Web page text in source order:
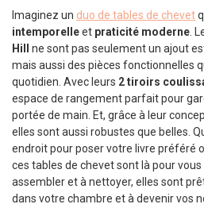
Imaginez un duo de tables de chevet
intemporelleet praticité moderne .
Hill
ne sont pas seulement un ajout
mais aussi des pièces fonctionnelles
quotidien. Avec leurs 2 tiroirs
espace de rangement parfait pour
portée de main. Et, grâce à leur
elles sont aussi robustes que belles.
endroit pour poser votre livre préféré
ces tables de chevet sont là pour
assembler et à nettoyer, elles sont
dans votre chambre et à devenir vos